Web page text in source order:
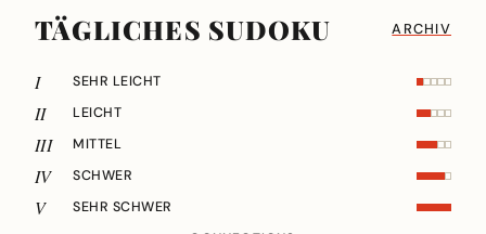
TÄGLICHES SUDOKU ARCHIV
I SEHR LEICHT
II LEICHT
III MITTEL
IV SCHWER
V
SEHR SCHWER